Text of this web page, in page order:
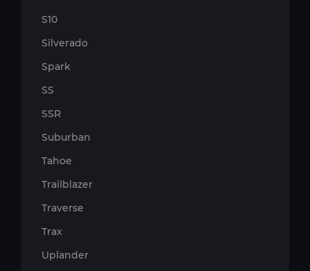
S10
Silverado
Spark
SS
SSR
Suburban
Tahoe
Trailblazer
Traverse
Trax
Uplander